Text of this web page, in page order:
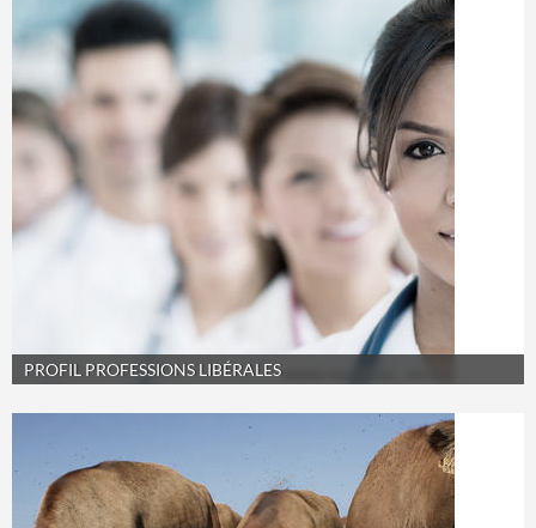
PROFIL PROFESSIONS LIBÉRALES